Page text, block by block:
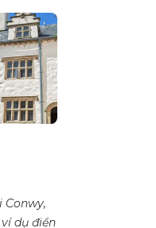
Conwy,
dụ điển